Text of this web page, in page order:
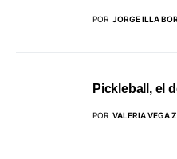
POR JORGE ILLA
Pickleball, el
POR VALERIA VEGA